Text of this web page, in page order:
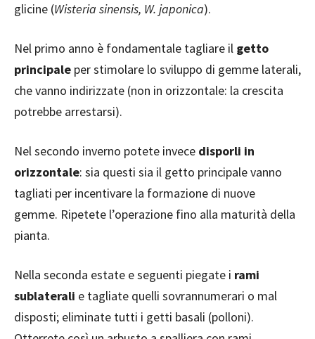
glicine (Wisteria sinensis, W. japonica).
Nel primo anno è fondamentale tagliare il getto
principale per stimolare lo sviluppo di gemme laterali,
che vanno indirizzate (non in orizzontale: la crescita
potrebbe arrestarsi).
Nel secondo inverno potete invece disporli in
orizzontale: sia questi sia il getto principale vanno
tagliati per incentivare la formazione di nuove
gemme. Ripetete l’operazione fino alla maturità della
pianta.
Nella seconda estate e seguenti piegate i rami
sublaterali e tagliate quelli sovrannumerari o mal
disposti; eliminate tutti i getti basali (polloni).